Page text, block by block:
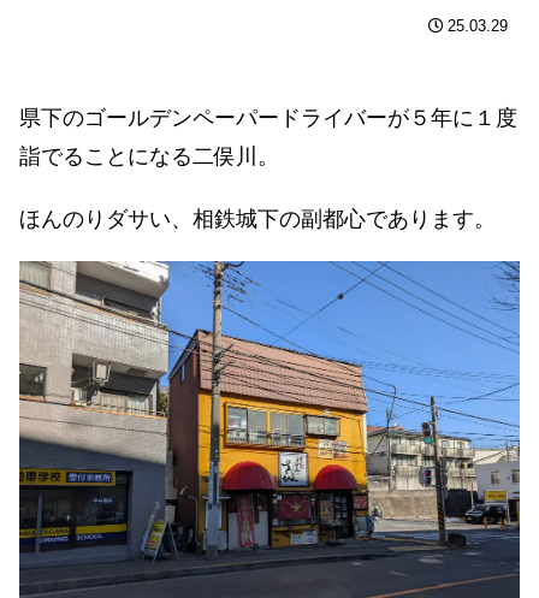
25.03.29
県下のゴールデンペーパードライバーが５年に１度
詣でることになる二俣川。
ほんのりダサい、相鉄城下の副都心であります。